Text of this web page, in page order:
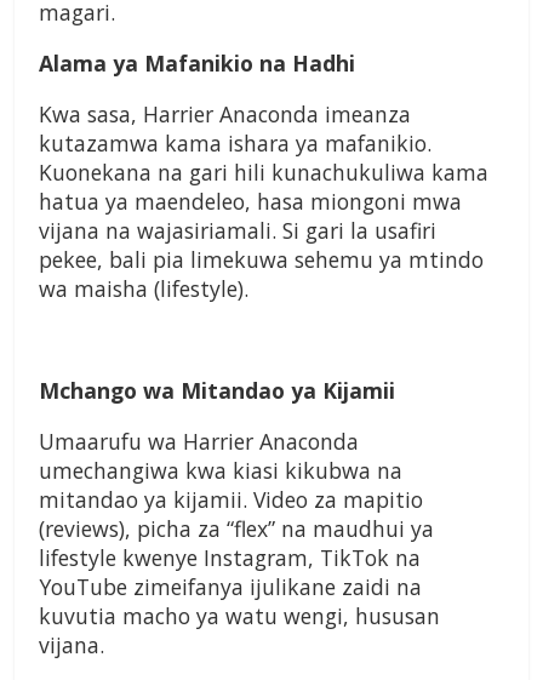
magari.
Alama ya Mafanikio na Hadhi
Kwa sasa, Harrier Anaconda imeanza
kutazamwa kama ishara ya mafanikio.
Kuonekana na gari hili kunachukuliwa kama
hatua ya maendeleo, hasa miongoni mwa
vijana na wajasiriamali. Si gari la usafiri
pekee, bali pia limekuwa sehemu ya mtindo
wa maisha (lifestyle).
Mchango wa Mitandao ya Kijamii
Umaarufu wa Harrier Anaconda
umechangiwa kwa kiasi kikubwa na
mitandao ya kijamii. Video za mapitio
(reviews), picha za “flex” na maudhui ya
lifestyle kwenye Instagram, TikTok na
YouTube zimeifanya ijulikane zaidi na
kuvutia macho ya watu wengi, hususan
vijana.